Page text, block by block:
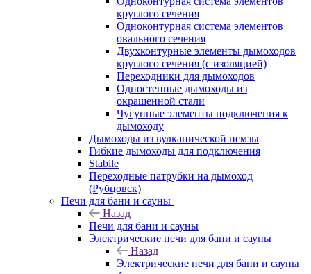
круглого сечения
Одноконтурная система элементов
овального сечения
Двухконтурные элементы дымоходов
круглого сечения (с изоляцией)
Переходники для дымоходов
Одностенные дымоходы из
окрашенной стали
Чугунные элементы подключения к
дымоходу
Дымоходы из вулканической пемзы
Гибкие дымоходы для подключения
Stabile
Переходные патрубки на дымоход
(Рубцовск)
Печи для бани и сауны
Назад
Печи для бани и сауны
Электрические печи для бани и сауны
Назад
Электрические печи для бани и сауны